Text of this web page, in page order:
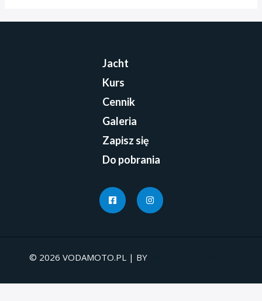
Jacht
Kurs
Cennik
Galeria
Zapisz się
Do pobrania
© 2026 VODAMOTO.PL | BY